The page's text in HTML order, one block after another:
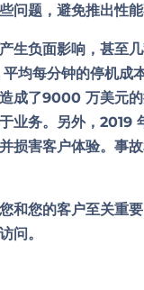
问题，避免推出性能
生负面影响，甚至
均每分钟的停机
成了9000 万美元
业务。另外，
损害客户体验。事
和您的客户至关重
问。